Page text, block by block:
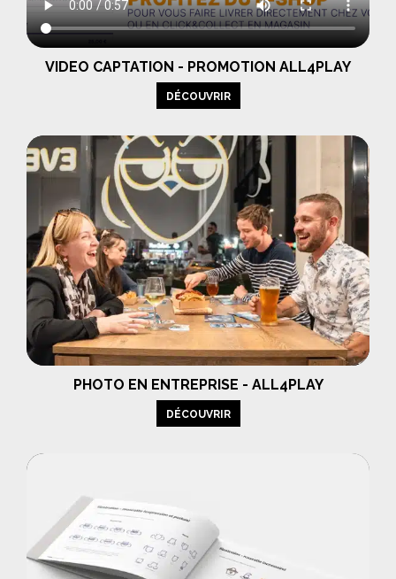
VIDEO CAPTATION - PROMOTION ALL4PLAY
DÉCOUVRIR
PHOTO EN ENTREPRISE - ALL4PLAY
DÉCOUVRIR